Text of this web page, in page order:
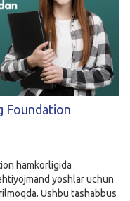
Foundation
hamkorligida
yoshlar uchun
Ushbu tashabbus